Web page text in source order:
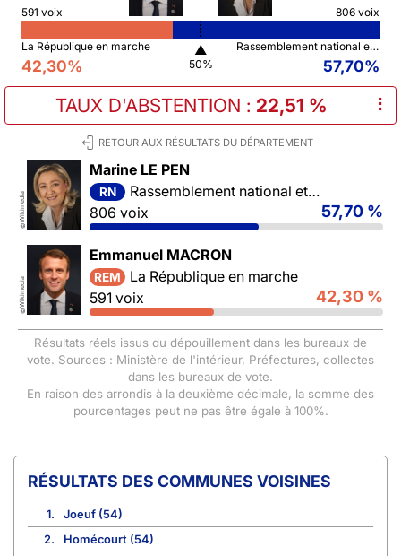
591 voix 806 voix
La République en marche
42,30%
▲
50%
Rassemblement national et ses alliés
57,70%
TAUX D'ABSTENTION : 22,51 % ⠇
RETOUR AUX RÉSULTATS DU DÉPARTEMENT
©
Wikimedia
Marine LE PEN
RN
Rassemblement national et ses alliés
806 voix
57,70 %
©
Wikimedia
Emmanuel MACRON
REM
La République en marche
591 voix
42,30 %
Résultats réels issus du dépouillement dans les bureaux de
vote. Sources : Ministère de l'intérieur, Préfectures, collectes
dans les bureaux de vote.
En raison des arrondis à la deuxième décimale, la somme des
pourcentages peut ne pas être égale à 100%.
COMMUNES VOISINES
1.
Joeuf (54)
2.
Homécourt (54)